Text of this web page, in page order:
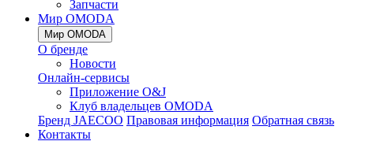
Запчасти
Мир OMODA
Мир OMODA
О бренде
Новости
Онлайн-сервисы
Приложение O&J
Клуб владельцев OMODA
Бренд JAECOO Правовая информация Обратная связь
Контакты